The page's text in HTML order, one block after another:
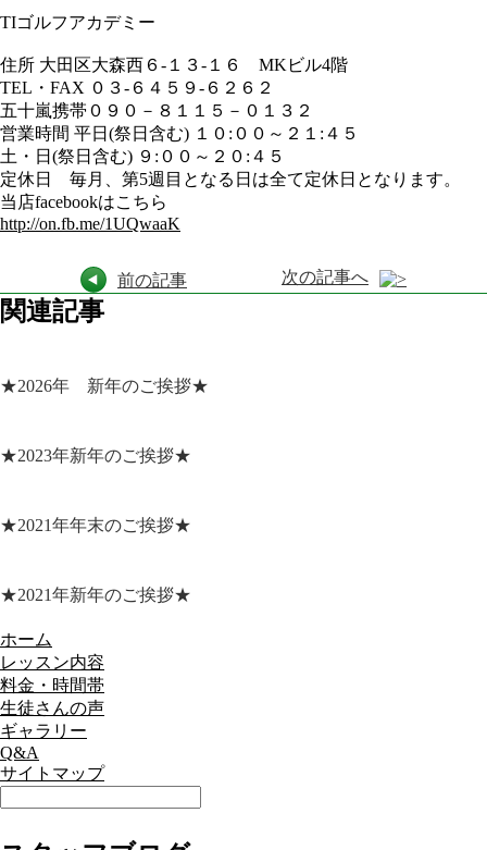
TIゴルフアカデミー
住所 大田区大森西６-１３-１６ MKビル4階
TEL・FAX ０３-６４５９-６２６２
五十嵐携帯０９０－８１１５－０１３２
営業時間 平日(祭日含む) １０:００～２１:４５
土・日(祭日含む) ９:００～２０:４５
定休日 毎月、第5週目となる日は全て定休日となります。
当店facebookはこちら
http://on.fb.me/1UQwaaK
前の記事 次の記事へ
関連記事
★2026年 新年のご挨拶★
★2023年新年のご挨拶★
★2021年年末のご挨拶★
★2021年新年のご挨拶★
ホーム
レッスン内容
料金・時間帯
生徒さんの声
ギャラリー
Q&A
サイトマップ